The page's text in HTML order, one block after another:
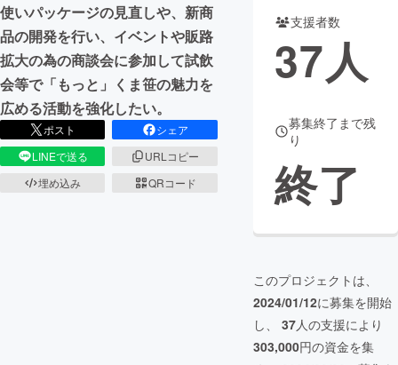
使いパッケージの見直しや、新商
品の開発を行い、イベントや販路
拡大の為の商談会に参加して試飲
会等で「もっと」くま笹の魅力を
広める活動を強化したい。
ポスト
シェア
LINEで送る
URLコピー
埋め込み
QRコード
支援者数
37人
募集終了まで残
り
終了
このプロジェクトは、
2024/01/12に募集を開始
し、 37人の支援により
303,000円の資金を集